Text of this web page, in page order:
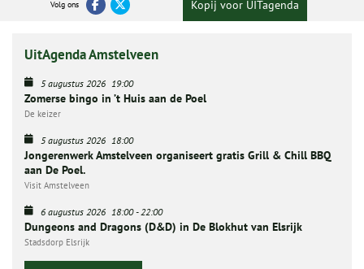
Volg ons Kopij voor UITagenda
UitAgenda Amstelveen
5 augustus 2026 19:00
Zomerse bingo in ’t Huis aan de Poel
De keizer
5 augustus 2026 18:00
Jongerenwerk Amstelveen organiseert gratis Grill & Chill BBQ
aan De Poel.
Visit Amstelveen
6 augustus 2026 18:00-22:00
Dungeons and Dragons (D&D) in De Blokhut van Elsrijk
Stadsdorp Elsrijk